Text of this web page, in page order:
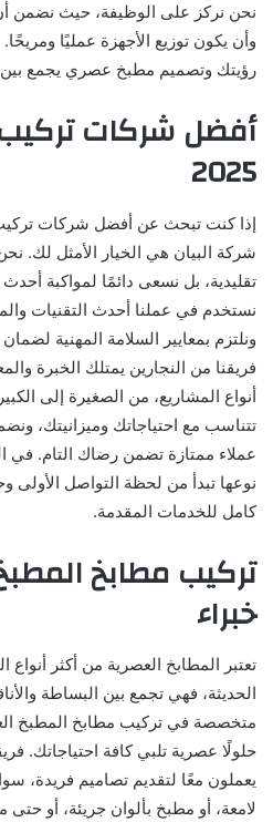
نحن نركز على الوظيفة، حيث نضمن
وأن يكون توزيع الأجهزة عمليًا
رؤيتك وتصميم مطبخ عصري يجمع بين
أفضل شركات تركيب
2025
شركة البيان هي الخيار الأمثل لك.
تقليدية، بل نسعى دائمًا لمواكبة
نستخدم في عملنا أحدث التقنيات
ونلتزم بمعايير السلامة المهنية
فريقنا من النجارين يمتلك الخبرة
أنواع المشاريع، من الصغيرة إلى
تتناسب مع احتياجاتك وميزانيتك،
عملاء ممتازة تضمن رضاك التام. في
نوعها تبدأ من لحظة التواصل
كامل للخدمات المقدمة.
تركيب مطابخ
خبراء
تعتبر المطابخ العصرية من أكثر
الحديثة، فهي تجمع بين البساطة
متخصصة في تركيب مطابخ المطبخ
حلولًا عصرية تلبي كافة احتياجاتك.
يعملون معًا لتقديم تصاميم
لامعة، أو مطبخ بألوان جريئة، أو